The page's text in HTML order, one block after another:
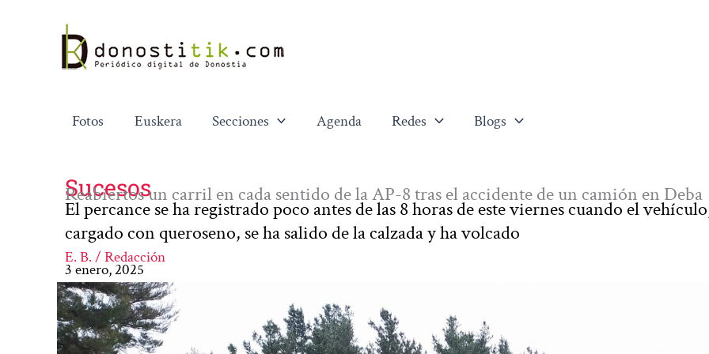
contenido
Fotos Euskera Secciones Agenda Redes Blogs
Sucesos
Reabiertos un carril en cada sentido de la AP-8 tras el accidente de un camión en Deba
El percance se ha registrado poco antes de las 8 horas de este viernes cuando el
cargado con queroseno, se ha salido de la calzada y ha volcado
E. B. / Redacción
3 enero, 2025